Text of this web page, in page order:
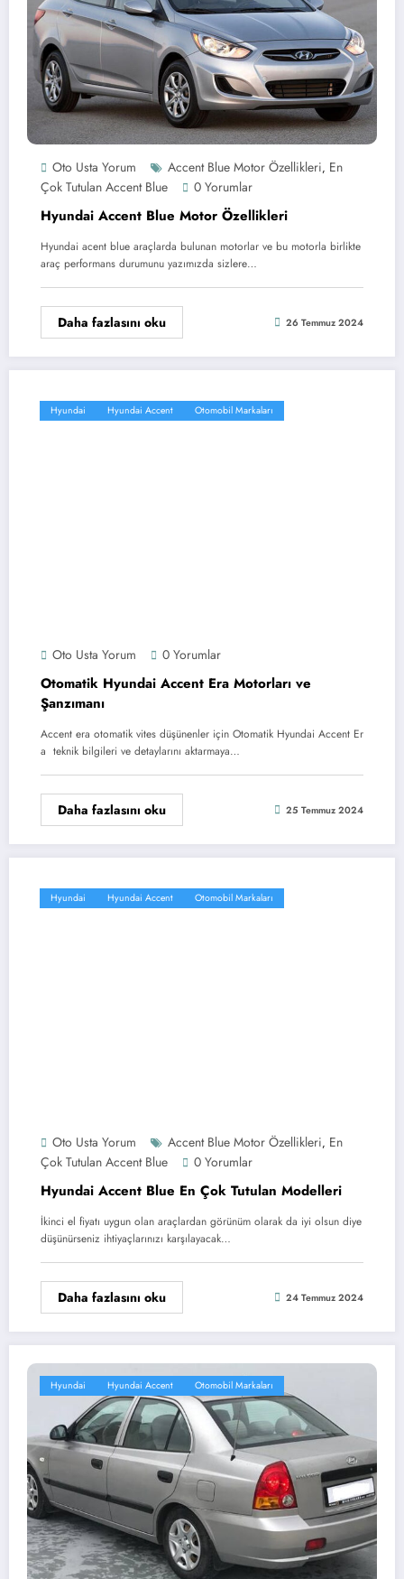
Oto Usta Yorum Accent Blue Motor Özellikleri, En
Çok Tutulan Accent Blue
0 Yorumlar
Hyundai Accent Blue Motor Özellikleri
Hyundai acent blue araçlarda bulunan motorlar ve bu motorla birlikte
araç performans durumunu yazımızda sizlere…
Daha fazlasını oku 26 Temmuz 2024
Hyundai Hyundai Accent Otomobil Markaları
Oto Usta Yorum 0 Yorumlar
Otomatik Hyundai Accent Era Motorları ve
Şanzımanı
Accent era otomatik vites düşünenler için Otomatik Hyundai Accent Er
a teknik bilgileri ve detaylarını aktarmaya…
Daha fazlasını oku 25 Temmuz 2024
Hyundai Hyundai Accent Otomobil Markaları
Oto Usta Yorum Accent Blue Motor Özellikleri, En
Çok Tutulan Accent Blue
0 Yorumlar
Hyundai Accent Blue En Çok Tutulan Modelleri
İkinci el fiyatı uygun olan araçlardan görünüm olarak da iyi olsun diye
düşünürseniz ihtiyaçlarınızı karşılayacak…
Daha fazlasını oku 24 Temmuz 2024
Hyundai Hyundai Accent Otomobil Markaları